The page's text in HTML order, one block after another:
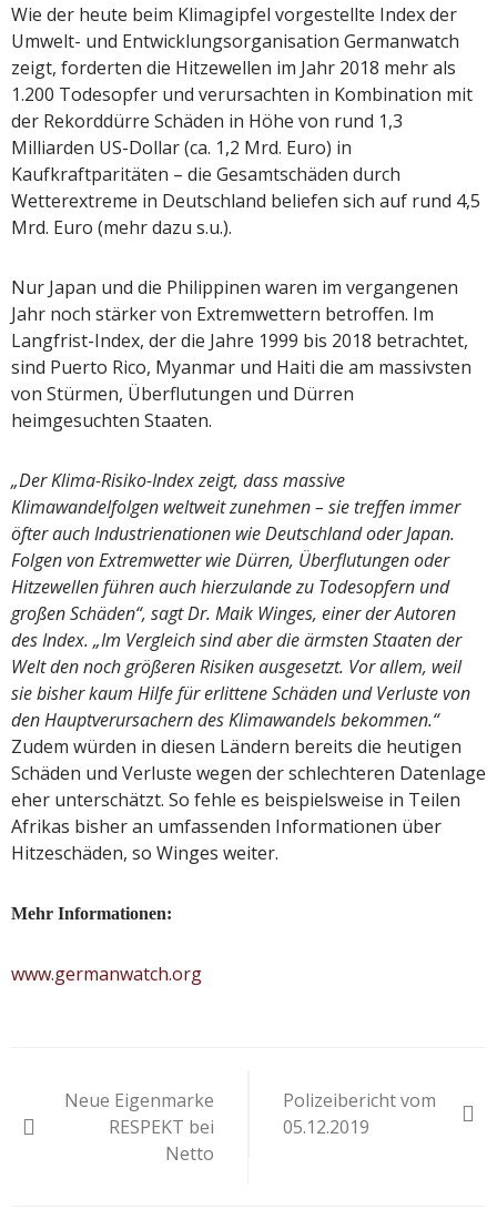
Wie der heute beim Klimagipfel vorgestellte Index der
Umwelt- und Entwicklungsorganisation Germanwatch
zeigt, forderten die Hitzewellen im Jahr 2018 mehr als
1.200 Todesopfer und verursachten in Kombination mit
der Rekorddürre Schäden in Höhe von rund 1,3
Milliarden US-Dollar (ca. 1,2 Mrd. Euro) in
Kaufkraftparitäten – die Gesamtschäden durch
Wetterextreme in Deutschland beliefen sich auf rund 4,5
Mrd. Euro (mehr dazu s.u.).
Nur Japan und die Philippinen waren im vergangenen
Jahr noch stärker von Extremwettern betroffen. Im
Langfrist-Index, der die Jahre 1999 bis 2018 betrachtet,
sind Puerto Rico, Myanmar und Haiti die am massivsten
von Stürmen, Überflutungen und Dürren
heimgesuchten Staaten.
„Der Klima-Risiko-Index zeigt, dass massive
Klimawandelfolgen weltweit zunehmen – sie treffen immer
öfter auch Industrienationen wie Deutschland oder Japan.
Folgen von Extremwetter wie Dürren, Überflutungen oder
Hitzewellen führen auch hierzulande zu Todesopfern und
großen Schäden“, sagt Dr. Maik Winges, einer der Autoren
des Index. „Im Vergleich sind aber die ärmsten Staaten der
Welt den noch größeren Risiken ausgesetzt. Vor allem, weil
sie bisher kaum Hilfe für erlittene Schäden und Verluste von
den Hauptverursachern des Klimawandels bekommen.“
Zudem würden in diesen Ländern bereits die heutigen
Schäden und Verluste wegen der schlechteren Datenlage
eher unterschätzt. So fehle es beispielsweise in Teilen
Afrikas bisher an umfassenden Informationen über
Hitzeschäden, so Winges weiter.
Mehr Informationen:
www.germanwatch.org
Neue Eigenmarke
RESPEKT bei
Netto
Polizeibericht vom
05.12.2019